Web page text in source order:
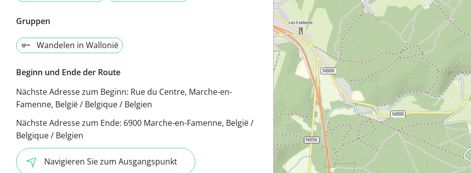
Gruppen
Wandelen in Wallonië
Beginn und Ende der Route
Nächste Adresse zum Beginn: Rue du Centre, Marche-en-
Famenne, België / Belgique / Belgien
Nächste Adresse zum Ende: 6900 Marche-en-Famenne, België /
Belgique / Belgien
Navigieren Sie zum Ausgangspunkt